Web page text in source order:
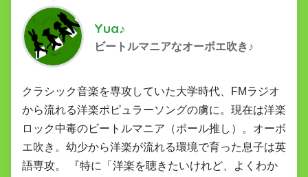
Yua♪
ビートルマニアなオーボエ吹き♪
クラシック音楽を専攻していた大学時代、FMラジオ
から流れる洋楽ポピュラーソングの虜に。現在は洋楽
ロック中毒のビートルマニア（ポール推し）。オーボ
エ吹き。幼少から洋楽が流れる環境で育った息子は英
語専攻。 『特に「洋楽を聴きたいけれど、よくわか